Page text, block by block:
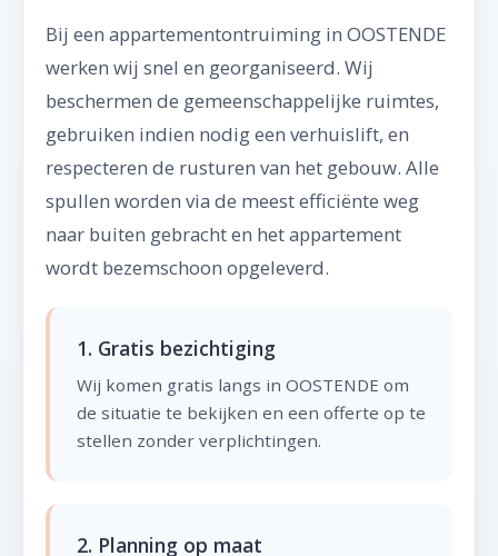
Bij een appartementontruiming in OOSTENDE
werken wij snel en georganiseerd. Wij
beschermen de gemeenschappelijke ruimtes,
gebruiken indien nodig een verhuislift, en
respecteren de rusturen van het gebouw. Alle
spullen worden via de meest efficiënte weg
naar buiten gebracht en het appartement
wordt bezemschoon opgeleverd.
1. Gratis bezichtiging
Wij komen gratis langs in OOSTENDE om
de situatie te bekijken en een offerte op te
stellen zonder verplichtingen.
2. Planning op maat